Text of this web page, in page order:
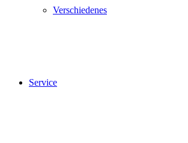
Verschiedenes
Service